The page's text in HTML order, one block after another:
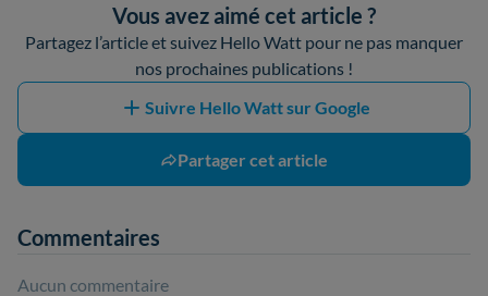
Vous avez aimé cet article ?
Partagez l’article et suivez Hello Watt pour ne pas manquer
nos prochaines publications !
Suivre Hello Watt sur Google
Partager cet article
Commentaires
Aucun commentaire